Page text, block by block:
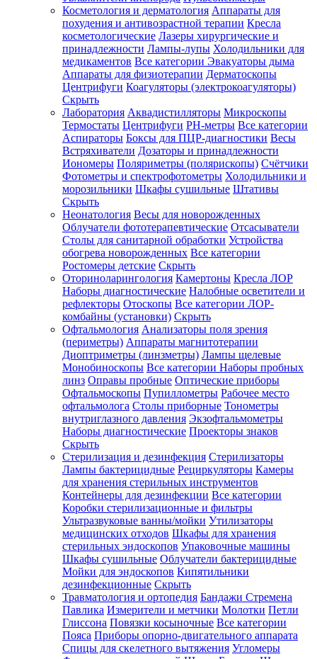
Косметология и дерматология Аппараты для
похудения и антивозрастной терапии Кресла
косметологические Лазеры хирургические и
принадлежности Лампы-лупы Холодильники для
медикаментов Все категории Эвакуаторы дыма
Аппараты для физиотерапии Дерматоскопы
Центрифуги Коагуляторы (электрокоагуляторы)
Скрыть
Лаборатория Аквадистилляторы Микроскопы
Термостаты Центрифуги PH-метры Все категории
Аспираторы Боксы для ПЦР-диагностики Весы
Встряхиватели Дозаторы и принадлежности
Иономеры Поляриметры (полярископы) Счётчики
Фотометры и спектрофотометры Холодильники и
морозильники Шкафы сушильные Штативы
Скрыть
Неонатология Весы для новорожденных
Облучатели фототерапевтические Отсасыватели
Столы для санитарной обработки Устройства
обогрева новорожденных Все категории
Ростомеры детские Скрыть
Оториноларингология Камертоны Кресла ЛОР
Наборы диагностические Налобные осветители и
рефлекторы Отоскопы Все категории ЛОР-
комбайны (установки) Скрыть
Офтальмология Анализаторы поля зрения
(периметры) Аппараты магнитотерапии
Диоптриметры (линзметры) Лампы щелевые
Монобиноскопы Все категории Наборы пробных
линз Оправы пробные Оптические приборы
Офтальмоскопы Пупиллометры Рабочее место
офтальмолога Столы приборные Тонометры
внутриглазного давления Экзофтальмометры
Наборы диагностические Проекторы знаков
Скрыть
Стерилизация и дезинфекция Стерилизаторы
Лампы бактерицидные Рециркуляторы Камеры
для хранения стерильных инструментов
Контейнеры для дезинфекции Все категории
Коробки стерилизационные и фильтры
Ультразвуковые ванны/мойки Утилизаторы
медицинских отходов Шкафы для хранения
стерильных эндоскопов Упаковочные машины
Шкафы сушильные Облучатели бактерицидные
Мойки для эндоскопов Кипятильники
дезинфекционные Скрыть
Травматология и ортопедия Бандажи Стремена
Павлика Измерители и метчики Молотки Петли
Глиссона Повязки косыночные Все категории
Пояса Приборы опорно-двигательного аппарата
Спицы для скелетного вытяжения Угломеры